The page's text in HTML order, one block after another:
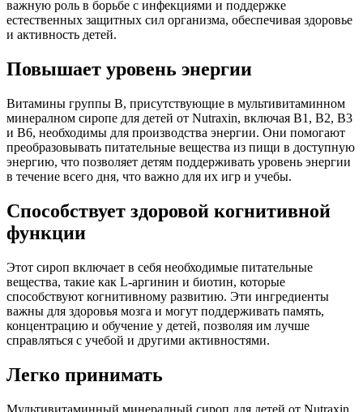
важную роль в борьбе с инфекциями и поддержке
естественных защитных сил организма, обеспечивая здоровье
и активность детей.
Повышает уровень энергии
Витамины группы B, присутствующие в мультивитаминном
минералном сиропе для детей от Nutraxin, включая B1, B2, B3
и B6, необходимы для производства энергии. Они помогают
преобразовывать питательные вещества из пищи в доступную
энергию, что позволяет детям поддерживать уровень энергии
в течение всего дня, что важно для их игр и учебы.
Способствует здоровой когнитивной
функции
Этот сироп включает в себя необходимые питательные
вещества, такие как L-аргинин и биотин, которые
способствуют когнитивному развитию. Эти ингредиенты
важны для здоровья мозга и могут поддерживать память,
концентрацию и обучение у детей, позволяя им лучше
справляться с учебой и другими активностями.
Легко принимать
Мультивитаминный минералный сироп для детей от Nutraxin